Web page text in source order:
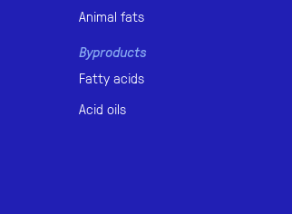
Animal fats
Byproducts
Fatty acids
Acid oils